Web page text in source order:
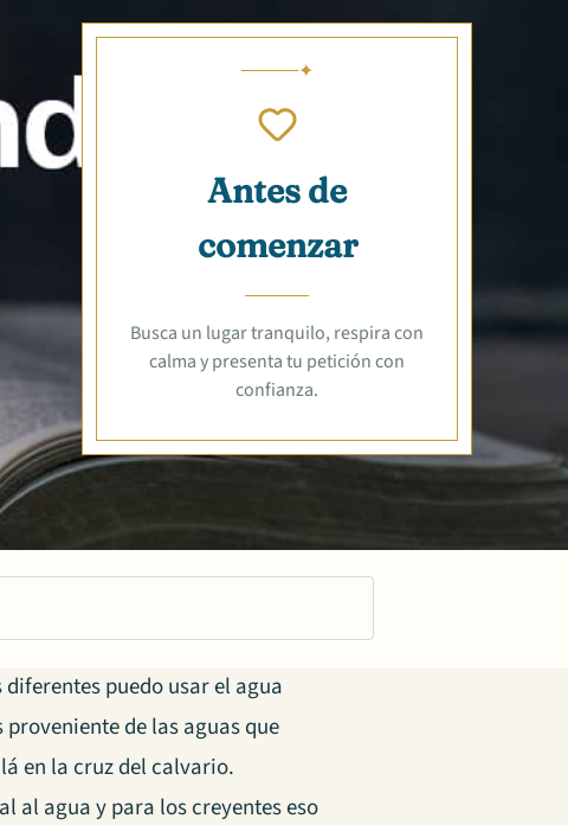
Antes de
comenzar
Busca un lugar tranquilo, respira con
calma y presenta tu petición con
confianza.
puedo usar el agua
proveniente de las aguas que
en la cruz del calvario.
al agua y para los creyentes eso